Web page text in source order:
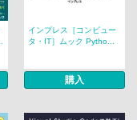
インプレス［コンピュー
タ・IT］ムック Pytho...
購入